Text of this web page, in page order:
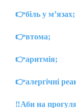
👉біль у м’язах;
👉втома;
👉аритмія;
👉алергічні
‼️Аби на